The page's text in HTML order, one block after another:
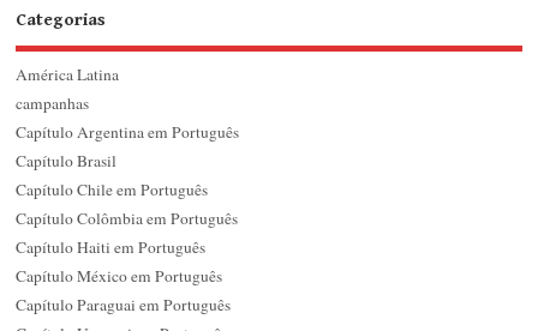
Categorias
América Latina
campanhas
Capítulo Argentina em Português
Capítulo Brasil
Capítulo Chile em Português
Capítulo Colômbia em Português
Capítulo Haiti em Português
Capítulo México em Português
Capítulo Paraguai em Português